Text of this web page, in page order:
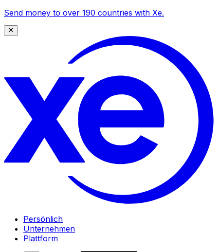
Send money to over 190 countries with Xe.
Persönlich
Unternehmen
Plattform